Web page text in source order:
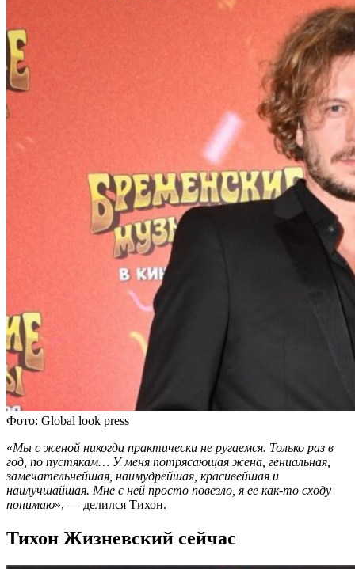
Фото: Global look press
«Мы с женой никогда практически не ругаемся. Только раз в
год, по пустякам… У меня потрясающая жена, гениальная,
замечательнейшая, наимудрейшая, красивейшая и
наилучшайшая. Мне с ней просто повезло, я ее как-то сходу
понимаю», — делился Тихон.
Тихон Жизневский сейчас